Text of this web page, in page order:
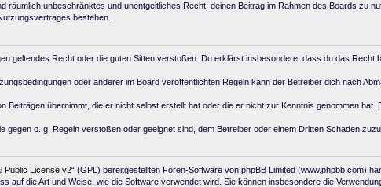
räumlich unbeschränktes und unentgeltliches Recht, deinen Beitrag im Rahmen des Boards zu
bestehen.
geltendes Recht oder die guten Sitten verstoßen. Du erklärst insbesondere, dass du das
oder anderer im Board veröffentlichten Regeln kann der Betreiber dich nach
übernimmt, die er nicht selbst erstellt hat oder die er nicht zur Kenntnis genommen
o. g. Regeln verstoßen oder geeignet sind, dem Betreiber oder einem Dritten Schaden
Public License v2“ (GPL) bereitgestellten Foren-Software von phpBB Limited (www.phpbb.com)
auf die Art und Weise, wie die Software verwendet wird. Sie können insbesondere die